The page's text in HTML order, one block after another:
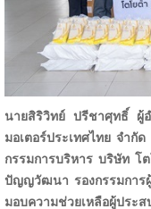
นายสิริวิทย์ ปรีชาศุทธิ์ ผู้
มอเตอร์ประเทศไทย จำกั
กรรมการบริหาร บริษัท โ
ปัญญวัฒนา รองกรรมการ
มอบความช่วยเหลือผู้ประ